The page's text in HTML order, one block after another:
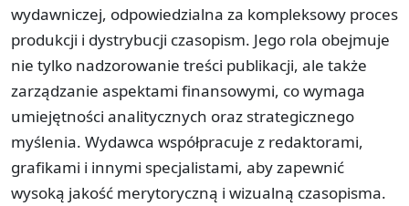
wydawniczej, odpowiedzialna za kompleksowy proces
produkcji i dystrybucji czasopism. Jego rola obejmuje
nie tylko nadzorowanie treści publikacji, ale także
zarządzanie aspektami finansowymi, co wymaga
umiejętności analitycznych oraz strategicznego
myślenia. Wydawca współpracuje z redaktorami,
grafikami i innymi specjalistami, aby zapewnić
wysoką jakość merytoryczną i wizualną czasopisma.